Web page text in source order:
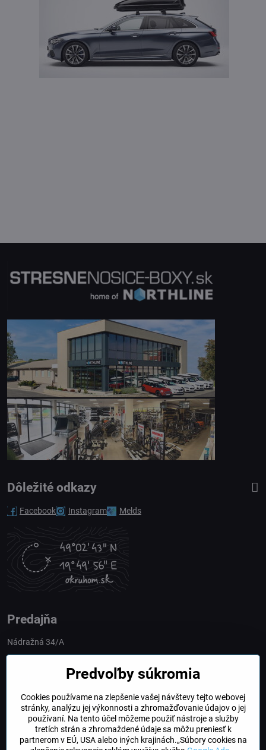
Dôležité odkazy
Facebook Instagram Melds
Predajňa
Nádražná 34/A
obchod​@northline​.sk
Otváracie hodiny
PO, UT, STR, ŠT: 9.00 - 17.00
PIA: 8.00 - 16.00
Predvoľby súkromia
Cookies používame na zlepšenie vašej návštevy tejto webovej
stránky, analýzu jej výkonnosti a zhromažďovanie údajov o jej
používaní. Na tento účel môžeme použiť nástroje a služby
tretích strán a zhromaždené údaje sa môžu preniesť k
partnerom v EÚ, USA alebo iných krajinách.„Súbory cookies na